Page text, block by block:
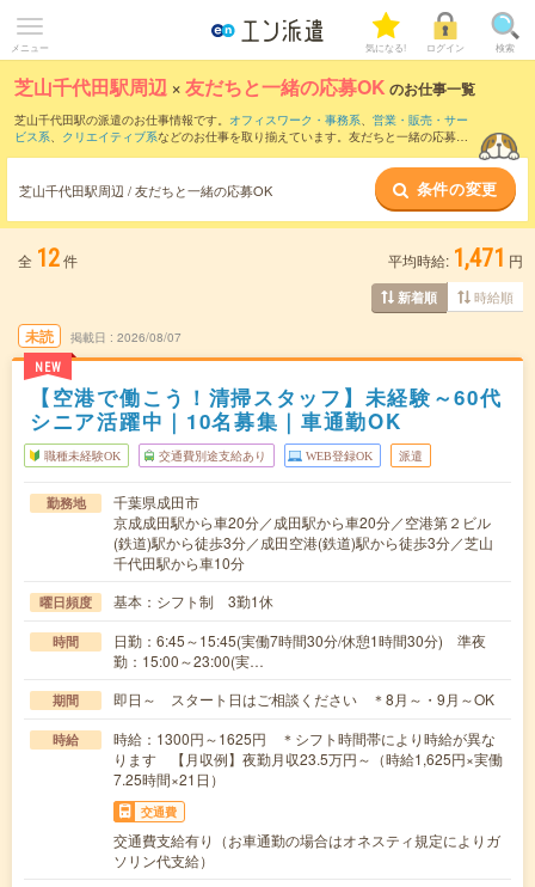
メニュー 気になる! ログイン 検索
芝山千代田駅周辺 ×友だちと一緒の応募OK のお仕事一覧
芝山千代田駅の派遣のお仕事情報です。 オフィスワーク・事務系、 営業・販売・サー
ビス系、 クリエイティブ系などのお仕事を取り揃えています。友だちと一緒の応募OK
芝山千代田駅周辺 / 友だちと一緒の応募OK 条件の変更
全 12件 平均時給: 1,471 円
新着順 時給順
未読
NEW
掲載日 2026/08/07
【空港で働こう！清掃スタッフ】未経験～60代
シニア活躍中｜10名募集｜車通勤OK
職種未経験OK 交通費別途支給あり WEB登録OK 派遣
勤務地
千葉県成田市
京成成田駅から車20分／成田駅から車20分／空港第２ビル
(鉄道)駅から徒歩3分／成田空港(鉄道)駅から徒歩3分／芝山
千代田駅から車10分
曜日頻度 基本：シフト制 3勤1休
時間
日勤：6:45～15:45(実働7時間30分/休憩1時間30分) 準夜
勤：15:00～23:00(実…
期間 即日～ スタート日はご相談ください ＊8月～・9月～OK
時給
時給：1300円～1625円 ＊シフト時間帯により時給が異な
ります 【月収例】夜勤月収23.5万円～（時給1,625円×実働
7.25時間×21日）
交通費
交通費支給有り（お車通勤の場合はオネスティ規定によりガ
ソリン代支給）